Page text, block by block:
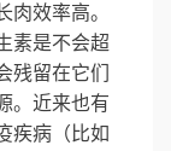
效率高。
素是不会超
残留在它们
。近来也有
疾病（比如